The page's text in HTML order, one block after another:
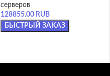
серверов
128855.00 RUB
БЫСТРЫЙ ЗАКАЗ